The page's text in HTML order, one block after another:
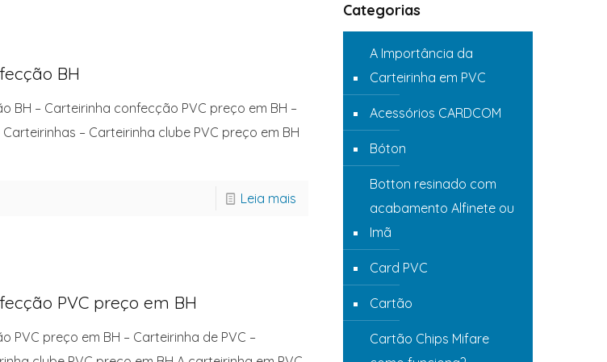
BH
BH – Carteirinha confecção PVC preço em BH –
– Carteirinha clube PVC preço em BH
Leia mais
PVC preço em BH
PVC preço em BH – Carteirinha de PVC –
Categorias
A Importância da
Carteirinha em PVC
Acessórios CARDCOM
Bóton
Botton resinado com
acabamento Alfinete ou
Imã
Card PVC
Cartão
Cartão Chips Mifare